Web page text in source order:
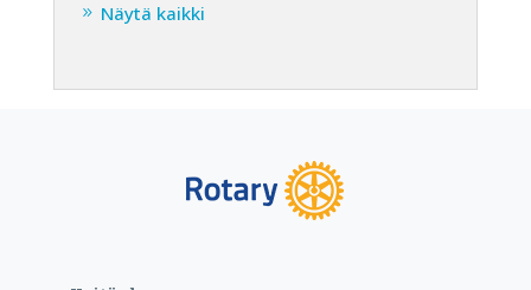
Näytä kaikki